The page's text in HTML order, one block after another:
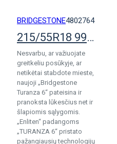
BRIDGESTONE4802764
215/55R18 99V Bridgestone Turanza 6 Enliten
Nesvarbu, ar važiuojate
greitkeliu posūkyje, ar
netikėtai stabdote mieste,
naujoji „Bridgestone
Turanza 6“ pateisina ir
pranoksta lūkesčius net ir
šlapiomis sąlygomis.
„Enliten“ padangoms
„TURANZA 6“ pristato
pažangiausių technologijų